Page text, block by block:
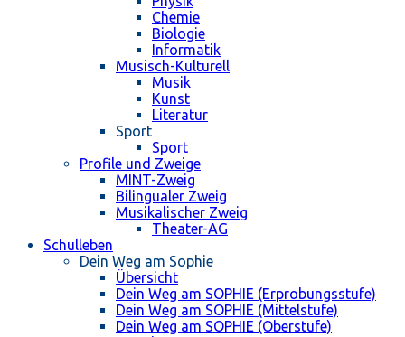
Chemie
Biologie
Informatik
Musisch-Kulturell
Musik
Kunst
Literatur
Sport
Sport
Profile und Zweige
MINT-Zweig
Bilingualer Zweig
Musikalischer Zweig
Theater-AG
Schulleben
Dein Weg am Sophie
Übersicht
Dein Weg am SOPHIE (Erprobungsstufe)
Dein Weg am SOPHIE (Mittelstufe)
Dein Weg am SOPHIE (Oberstufe)